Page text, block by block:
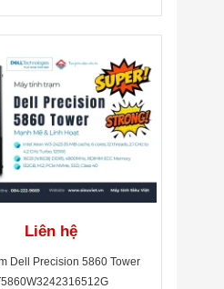
Liên hệ
Dell Precision 5860 Tower